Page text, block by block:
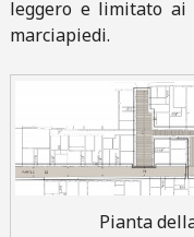
leggero e limitato
marciapiedi.
Pianta